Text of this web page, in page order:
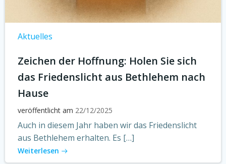
Aktuelles
Zeichen der Hoffnung: Holen Sie sich
das Friedenslicht aus Bethlehem nach
Hause
veröffentlicht am 22/12/2025
Auch in diesem Jahr haben wir das Friedenslicht
aus Bethlehem erhalten. Es […]
Weiterlesen